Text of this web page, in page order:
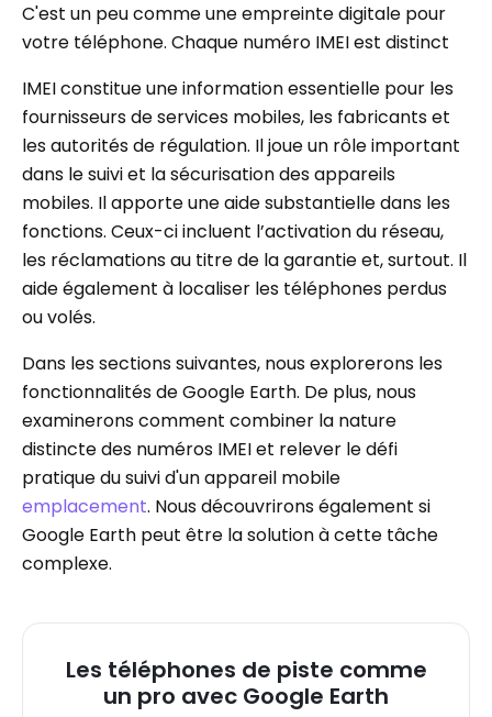
C'est un peu comme une empreinte digitale pour
votre téléphone. Chaque numéro IMEI est distinct
IMEI constitue une information essentielle pour les
fournisseurs de services mobiles, les fabricants et
les autorités de régulation. Il joue un rôle important
dans le suivi et la sécurisation des appareils
mobiles. Il apporte une aide substantielle dans les
fonctions. Ceux-ci incluent l’activation du réseau,
les réclamations au titre de la garantie et, surtout. Il
aide également à localiser les téléphones perdus
ou volés.
Dans les sections suivantes, nous explorerons les
fonctionnalités de Google Earth. De plus, nous
examinerons comment combiner la nature
distincte des numéros IMEI et relever le défi
pratique du suivi d'un appareil mobile
emplacement. Nous découvrirons également si
Google Earth peut être la solution à cette tâche
complexe.
Les téléphones de piste comme
un pro avec Google Earth